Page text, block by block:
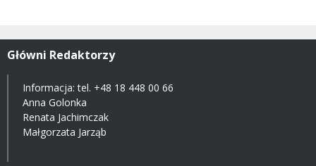
Główni Redaktorzy
Informacja: tel. +48 18 448 00 66
Anna Golonka
Renata Jachimczak
Małgorzata Jarząb